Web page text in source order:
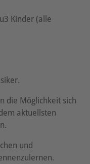
Kinder (alle
die Möglichkeit sich
aktuellsten
und